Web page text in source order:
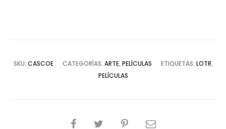
SKU: CASCOE CATEGORÍAS: ARTE, PELÍCULAS ETIQUETAS: LOTR,
PELÍCULAS
COMPARTIR